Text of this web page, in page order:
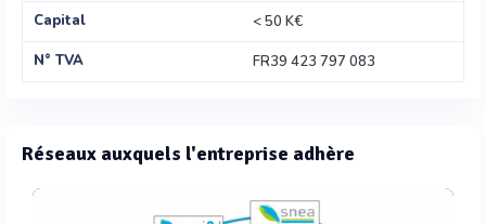
Capital
< 50 K€
N° TVA
FR39 423 797 083
Réseaux auxquels l'entreprise adhère